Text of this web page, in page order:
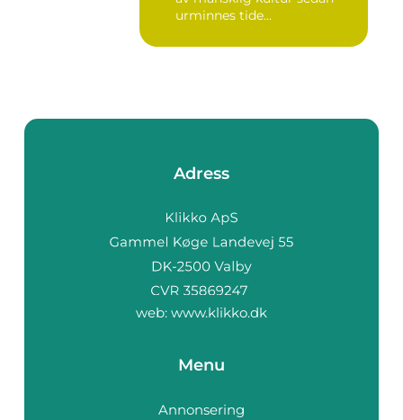
urminnes tide...
Adress
web: www.klikko.dk
Menu
Annonsering